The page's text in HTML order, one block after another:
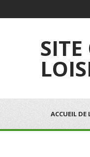
SITE
ACCUEIL DE